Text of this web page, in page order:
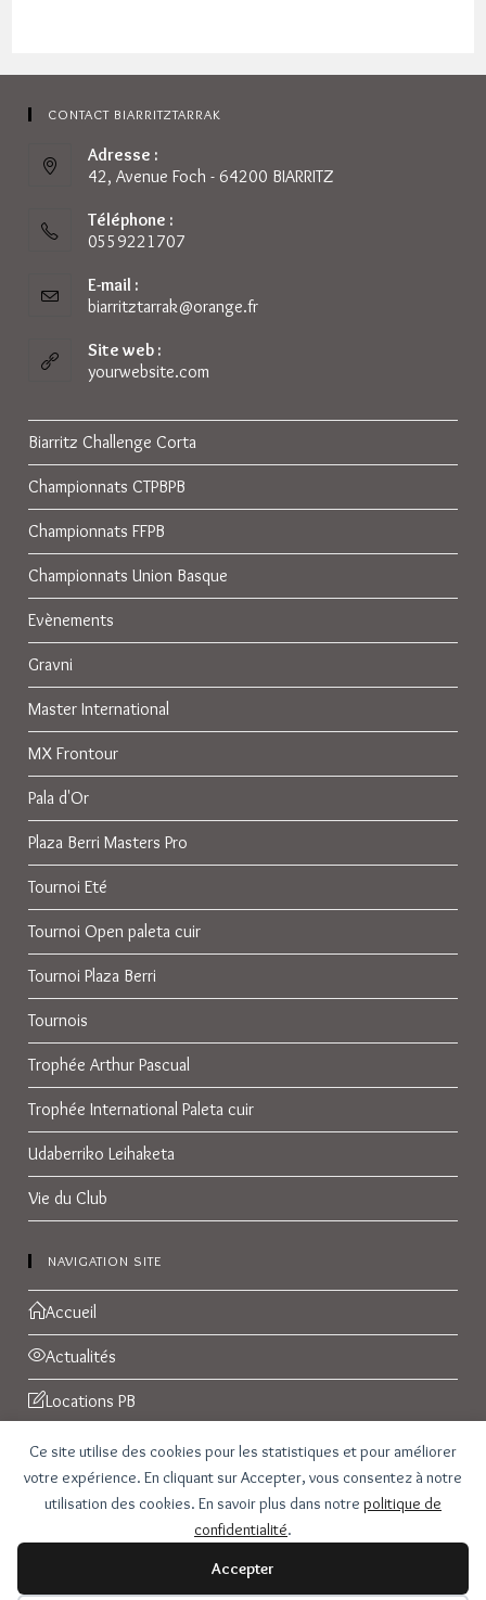
Ce site utilise des cookies pour les statistiques et pour améliorer
votre expérience. En cliquant sur Accepter, vous consentez à notre
utilisation des cookies. En savoir plus dans notre politique de
confidentialité.
Accepter
CONTACT BIARRITZTARRAK
Adresse :
42, Avenue Foch - 64200 BIARRITZ
Téléphone :
0559221707
E-mail :
biarritztarrak@orange.frS’ouvre
Site web :
yourwebsite.com
Biarritz Challenge Corta
Championnats CTPBPB
Championnats FFPB
Championnats Union Basque
Evènements
Gravni
Master International
MX Frontour
Pala d'Or
Plaza Berri Masters Pro
Tournoi Eté
Tournoi Open paleta cuir
Tournoi Plaza Berri
Tournois
Trophée Arthur Pascual
Trophée International Paleta cuir
Udaberriko Leihaketa
Vie du Club
NAVIGATION SITE
Accueil
Actualités
Locations PB
Réservations
Galerie Photos